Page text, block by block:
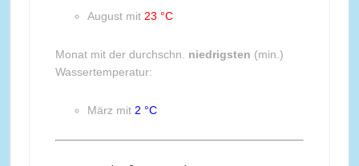
August mit 23 °C
Monat mit der durchschn. niedrigsten (min.)
Wassertemperatur:
März mit 2 °C